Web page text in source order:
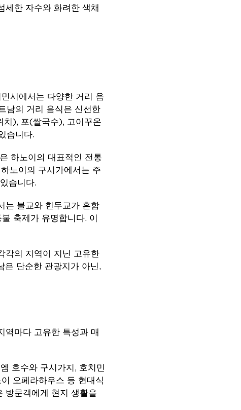
세한 자수와 화려한 색채
시에서는 다양한 거리 음
남의 거리 음식은 신선한
치), 포(쌀국수), 고이꾸온
습니다.
하노이의 대표적인 전통
노이의 구시가에서는 주
습니다.
는 불교와 힌두교가 혼합
축제가 유명합니다. 이
각의 지역이 지닌 고유한
단순한 관광지가 아닌,
역마다 고유한 특성과 매
호수와 구시가지, 호치민
오페라하우스 등 현대식
방문객에게 현지 생활을